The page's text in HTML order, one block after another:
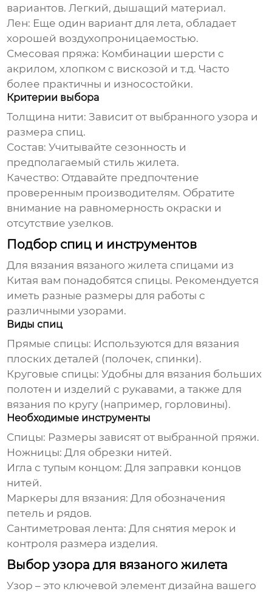
вариантов. Легкий, дышащий материал.
Лен: Еще один вариант для лета, обладает
хорошей воздухопроницаемостью.
Смесовая пряжа: Комбинации шерсти с
акрилом, хлопком с вискозой и т.д. Часто
более практичны и износостойки.
Критерии выбора
Толщина нити: Зависит от выбранного узора и
размера спиц.
Состав: Учитывайте сезонность и
предполагаемый стиль жилета.
Качество: Отдавайте предпочтение
проверенным производителям. Обратите
внимание на равномерность окраски и
отсутствие узелков.
Подбор спиц и инструментов
Для вязания вязаного жилета спицами из
Китая вам понадобятся спицы. Рекомендуется
иметь разные размеры для работы с
различными узорами.
Виды спиц
Прямые спицы: Используются для вязания
плоских деталей (полочек, спинки).
Круговые спицы: Удобны для вязания больших
полотен и изделий с рукавами, а также для
вязания по кругу (например, горловины).
Необходимые инструменты
Спицы: Размеры зависят от выбранной пряжи.
Ножницы: Для обрезки нитей.
Игла с тупым концом: Для заправки концов
нитей.
Маркеры для вязания: Для обозначения
петель и рядов.
Сантиметровая лента: Для снятия мерок и
контроля размера изделия.
Выбор узора для вязаного жилета
Узор – это ключевой элемент дизайна вашего